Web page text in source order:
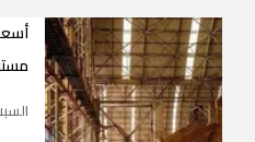
السبت 8 أغسطس